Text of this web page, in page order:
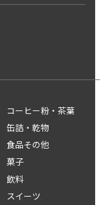
コーヒー粉・茶葉
缶詰・乾物
食品その他
菓子
飲料
スイーツ